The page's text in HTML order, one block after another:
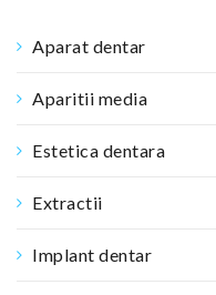
Aparat dentar
Aparitii media
Estetica dentara
Extractii
Implant dentar